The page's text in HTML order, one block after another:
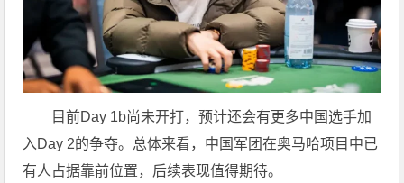
目前Day 1b尚未开打，预计还会有更多中国选手加
入Day 2的争夺。总体来看，中国军团在奥马哈项目中已
有人占据靠前位置，后续表现值得期待。